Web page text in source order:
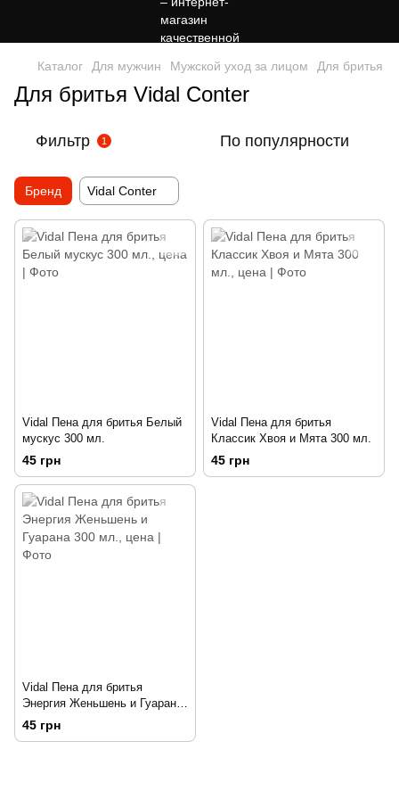
Каталог Для мужчин Мужской уход за лицом Для бритья
Для бритья Vidal Conter
Фильтр 1 По популярности
Бренд Vidal Conter
Vidal Пена для бритья Белый
мускус 300 мл.
45 грн
Vidal Пена для бритья
Классик Хвоя и Мята 300 мл.
45 грн
Vidal Пена для бритья
Энергия Женьшень и Гуарана
300 мл.
45 грн